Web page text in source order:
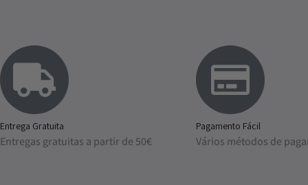
Entrega Gratuita
Entregas gratuitas a partir de 50€
Pagamento Fácil
Vários métodos de